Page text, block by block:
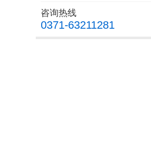
咨询热线
0371-63211281